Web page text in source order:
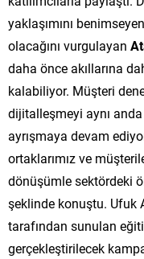
yaklaşımını
olacağını vurgulayan
daha önce akıllarına
kalabiliyor. Müşteri
dijitalleşmeyi aynı
ayrışmaya devam
ortaklarımız ve
dönüşümle sektördeki
şeklinde konuştu. Ufuk
tarafından sunulan
gerçekleştirilecek